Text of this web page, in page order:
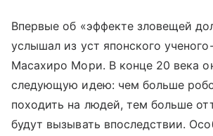
Впервые об «эффекте зловещей
услышал из уст японского
Масахиро Мори. В конце 20 века
следующую идею: чем больше
походить на людей, тем больше
будут вызывать впоследствии.